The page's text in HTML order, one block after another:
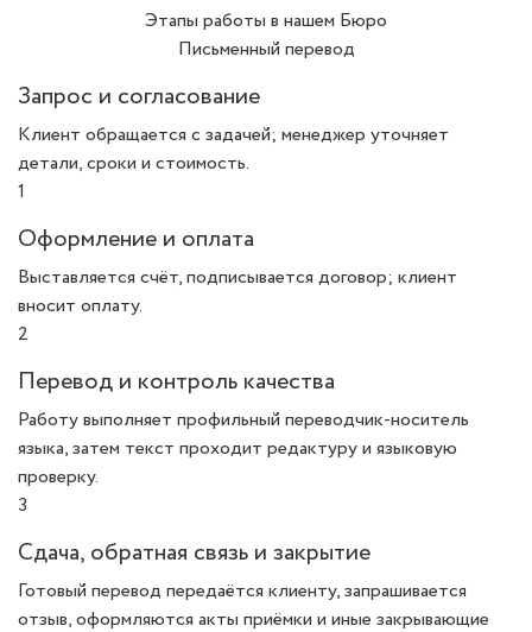
Этапы работы в нашем Бюро
Письменный перевод
Запрос и согласование
Клиент обращается с задачей; менеджер уточняет
детали, сроки и стоимость.
1
Оформление и оплата
Выставляется счёт, подписывается договор; клиент
вносит оплату.
2
Перевод и контроль качества
Работу выполняет профильный переводчик-носитель
языка, затем текст проходит редактуру и языковую
проверку.
3
Сдача, обратная связь и закрытие
Готовый перевод передаётся клиенту, запрашивается
отзыв, оформляются акты приёмки и иные закрывающие